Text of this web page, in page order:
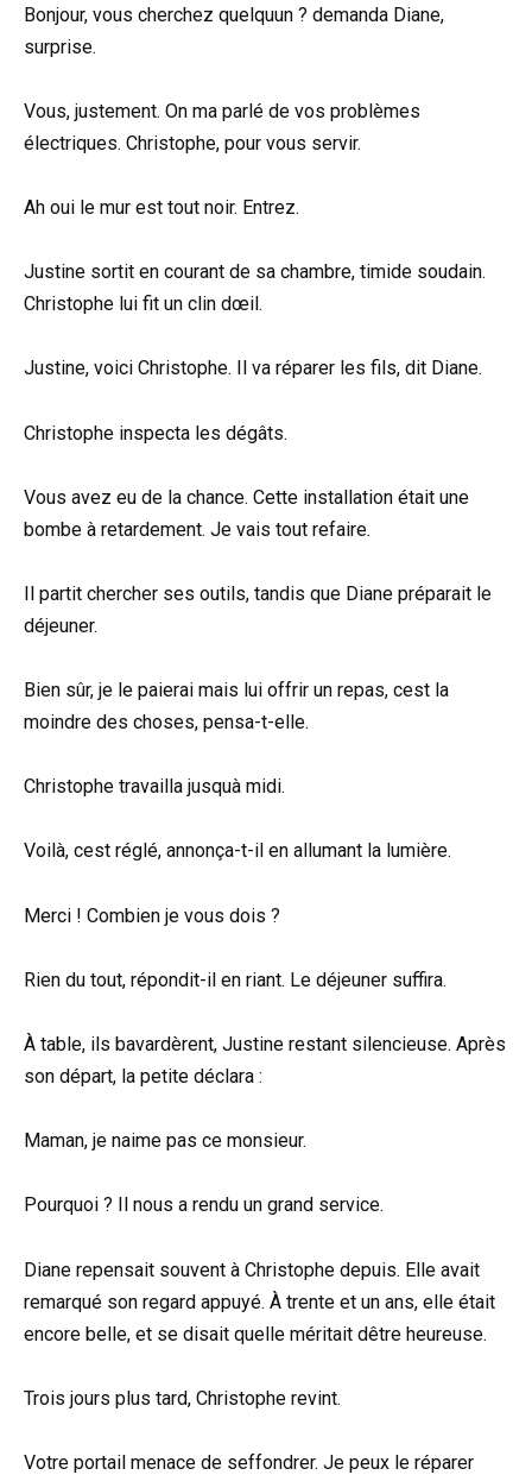
Bonjour, vous cherchez quelquun ? demanda Diane,
surprise.
Vous, justement. On ma parlé de vos problèmes
électriques. Christophe, pour vous servir.
Ah oui le mur est tout noir. Entrez.
Justine sortit en courant de sa chambre, timide soudain.
Christophe lui fit un clin dœil.
Justine, voici Christophe. Il va réparer les fils, dit Diane.
Christophe inspecta les dégâts.
Vous avez eu de la chance. Cette installation était une
bombe à retardement. Je vais tout refaire.
Il partit chercher ses outils, tandis que Diane préparait le
déjeuner.
Bien sûr, je le paierai mais lui offrir un repas, cest la
moindre des choses, pensa-t-elle.
Christophe travailla jusquà midi.
Voilà, cest réglé, annonça-t-il en allumant la lumière.
Merci ! Combien je vous dois ?
Rien du tout, répondit-il en riant. Le déjeuner suffira.
À table, ils bavardèrent, Justine restant silencieuse. Après
son départ, la petite déclara :
Maman, je naime pas ce monsieur.
Pourquoi ? Il nous a rendu un grand service.
Diane repensait souvent à Christophe depuis. Elle avait
remarqué son regard appuyé. À trente et un ans, elle était
encore belle, et se disait quelle méritait dêtre heureuse.
Trois jours plus tard, Christophe revint.
Votre portail menace de seffondrer. Je peux le réparer